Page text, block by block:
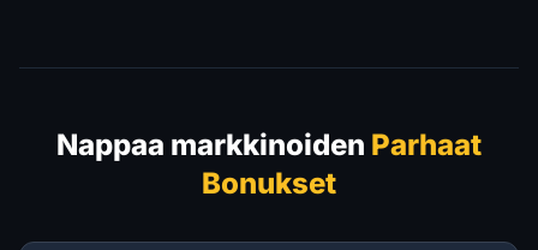
Nappaa markkinoiden Parhaat
Bonukset